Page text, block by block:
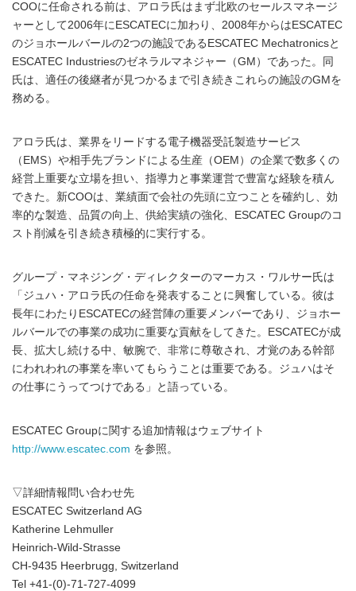
COOに任命される前は、アロラ氏はまず北欧のセールスマネージ
ャーとして2006年にESCATECに加わり、2008年からはESCATEC
のジョホールバールの2つの施設であるESCATEC Mechatronicsと
ESCATEC Industriesのゼネラルマネジャー（GM）であった。同
氏は、適任の後継者が見つかるまで引き続きこれらの施設のGMを
務める。
アロラ氏は、業界をリードする電子機器受託製造サービス
（EMS）や相手先ブランドによる生産（OEM）の企業で数多くの
経営上重要な立場を担い、指導力と事業運営で豊富な経験を積ん
できた。新COOは、業績面で会社の先頭に立つことを確約し、効
率的な製造、品質の向上、供給実績の強化、ESCATEC Groupのコ
スト削減を引き続き積極的に実行する。
グループ・マネジング・ディレクターのマーカス・ワルサー氏は
「ジュハ・アロラ氏の任命を発表することに興奮している。彼は
長年にわたりESCATECの経営陣の重要メンバーであり、ジョホー
ルバールでの事業の成功に重要な貢献をしてきた。ESCATECが成
長、拡大し続ける中、敏腕で、非常に尊敬され、才覚のある幹部
にわれわれの事業を率いてもらうことは重要である。ジュハはそ
の仕事にうってつけである」と語っている。
ESCATEC Groupに関する追加情報はウェブサイト
http://www.escatec.com を参照。
▽詳細情報問い合わせ先
ESCATEC Switzerland AG
Katherine Lehmuller
Heinrich-Wild-Strasse
CH-9435 Heerbrugg, Switzerland
Tel +41-(0)-71-727-4099